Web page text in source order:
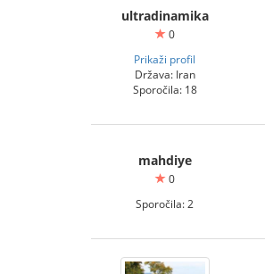
ultradinamika
0
Prikaži profil
Država: Iran
Sporočila: 18
mahdiye
0
Sporočila: 2